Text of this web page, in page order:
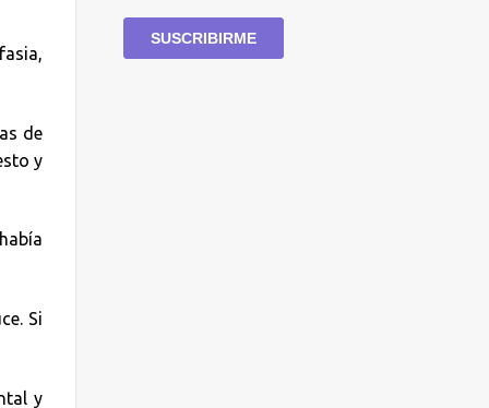
de
y
Si
y